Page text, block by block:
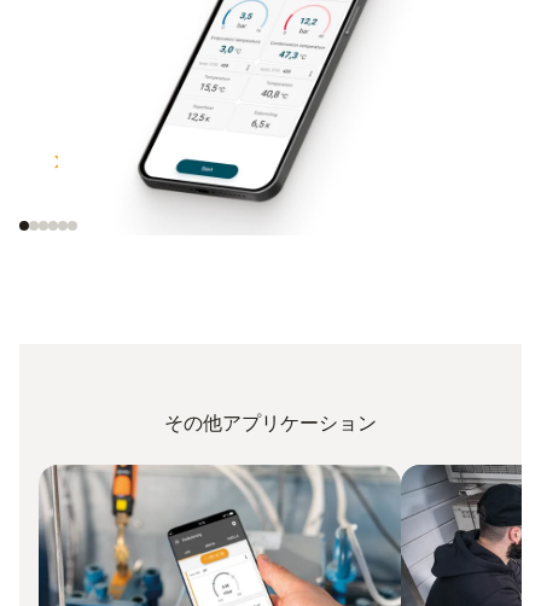
スマート測定器対応
その他アプリケーション